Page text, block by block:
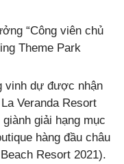
“Công viên chủ
Theme Park
vinh dự được nhận
Veranda Resort
giải hạng mục
hàng đầu châu
Resort 2021).